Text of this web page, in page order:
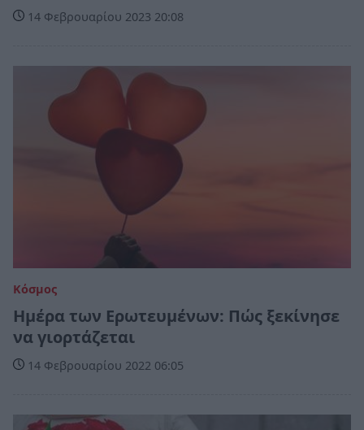
14 Φεβρουαρίου 2023 20:08
Κόσμος
Ημέρα των Ερωτευμένων: Πώς ξεκίνησε
να γιορτάζεται
14 Φεβρουαρίου 2022 06:05